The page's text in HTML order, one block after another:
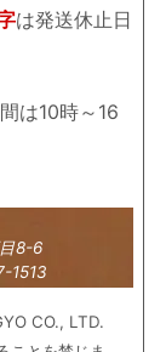
は発送休止日
は10時～16
8-6
1513
CO., LTD.